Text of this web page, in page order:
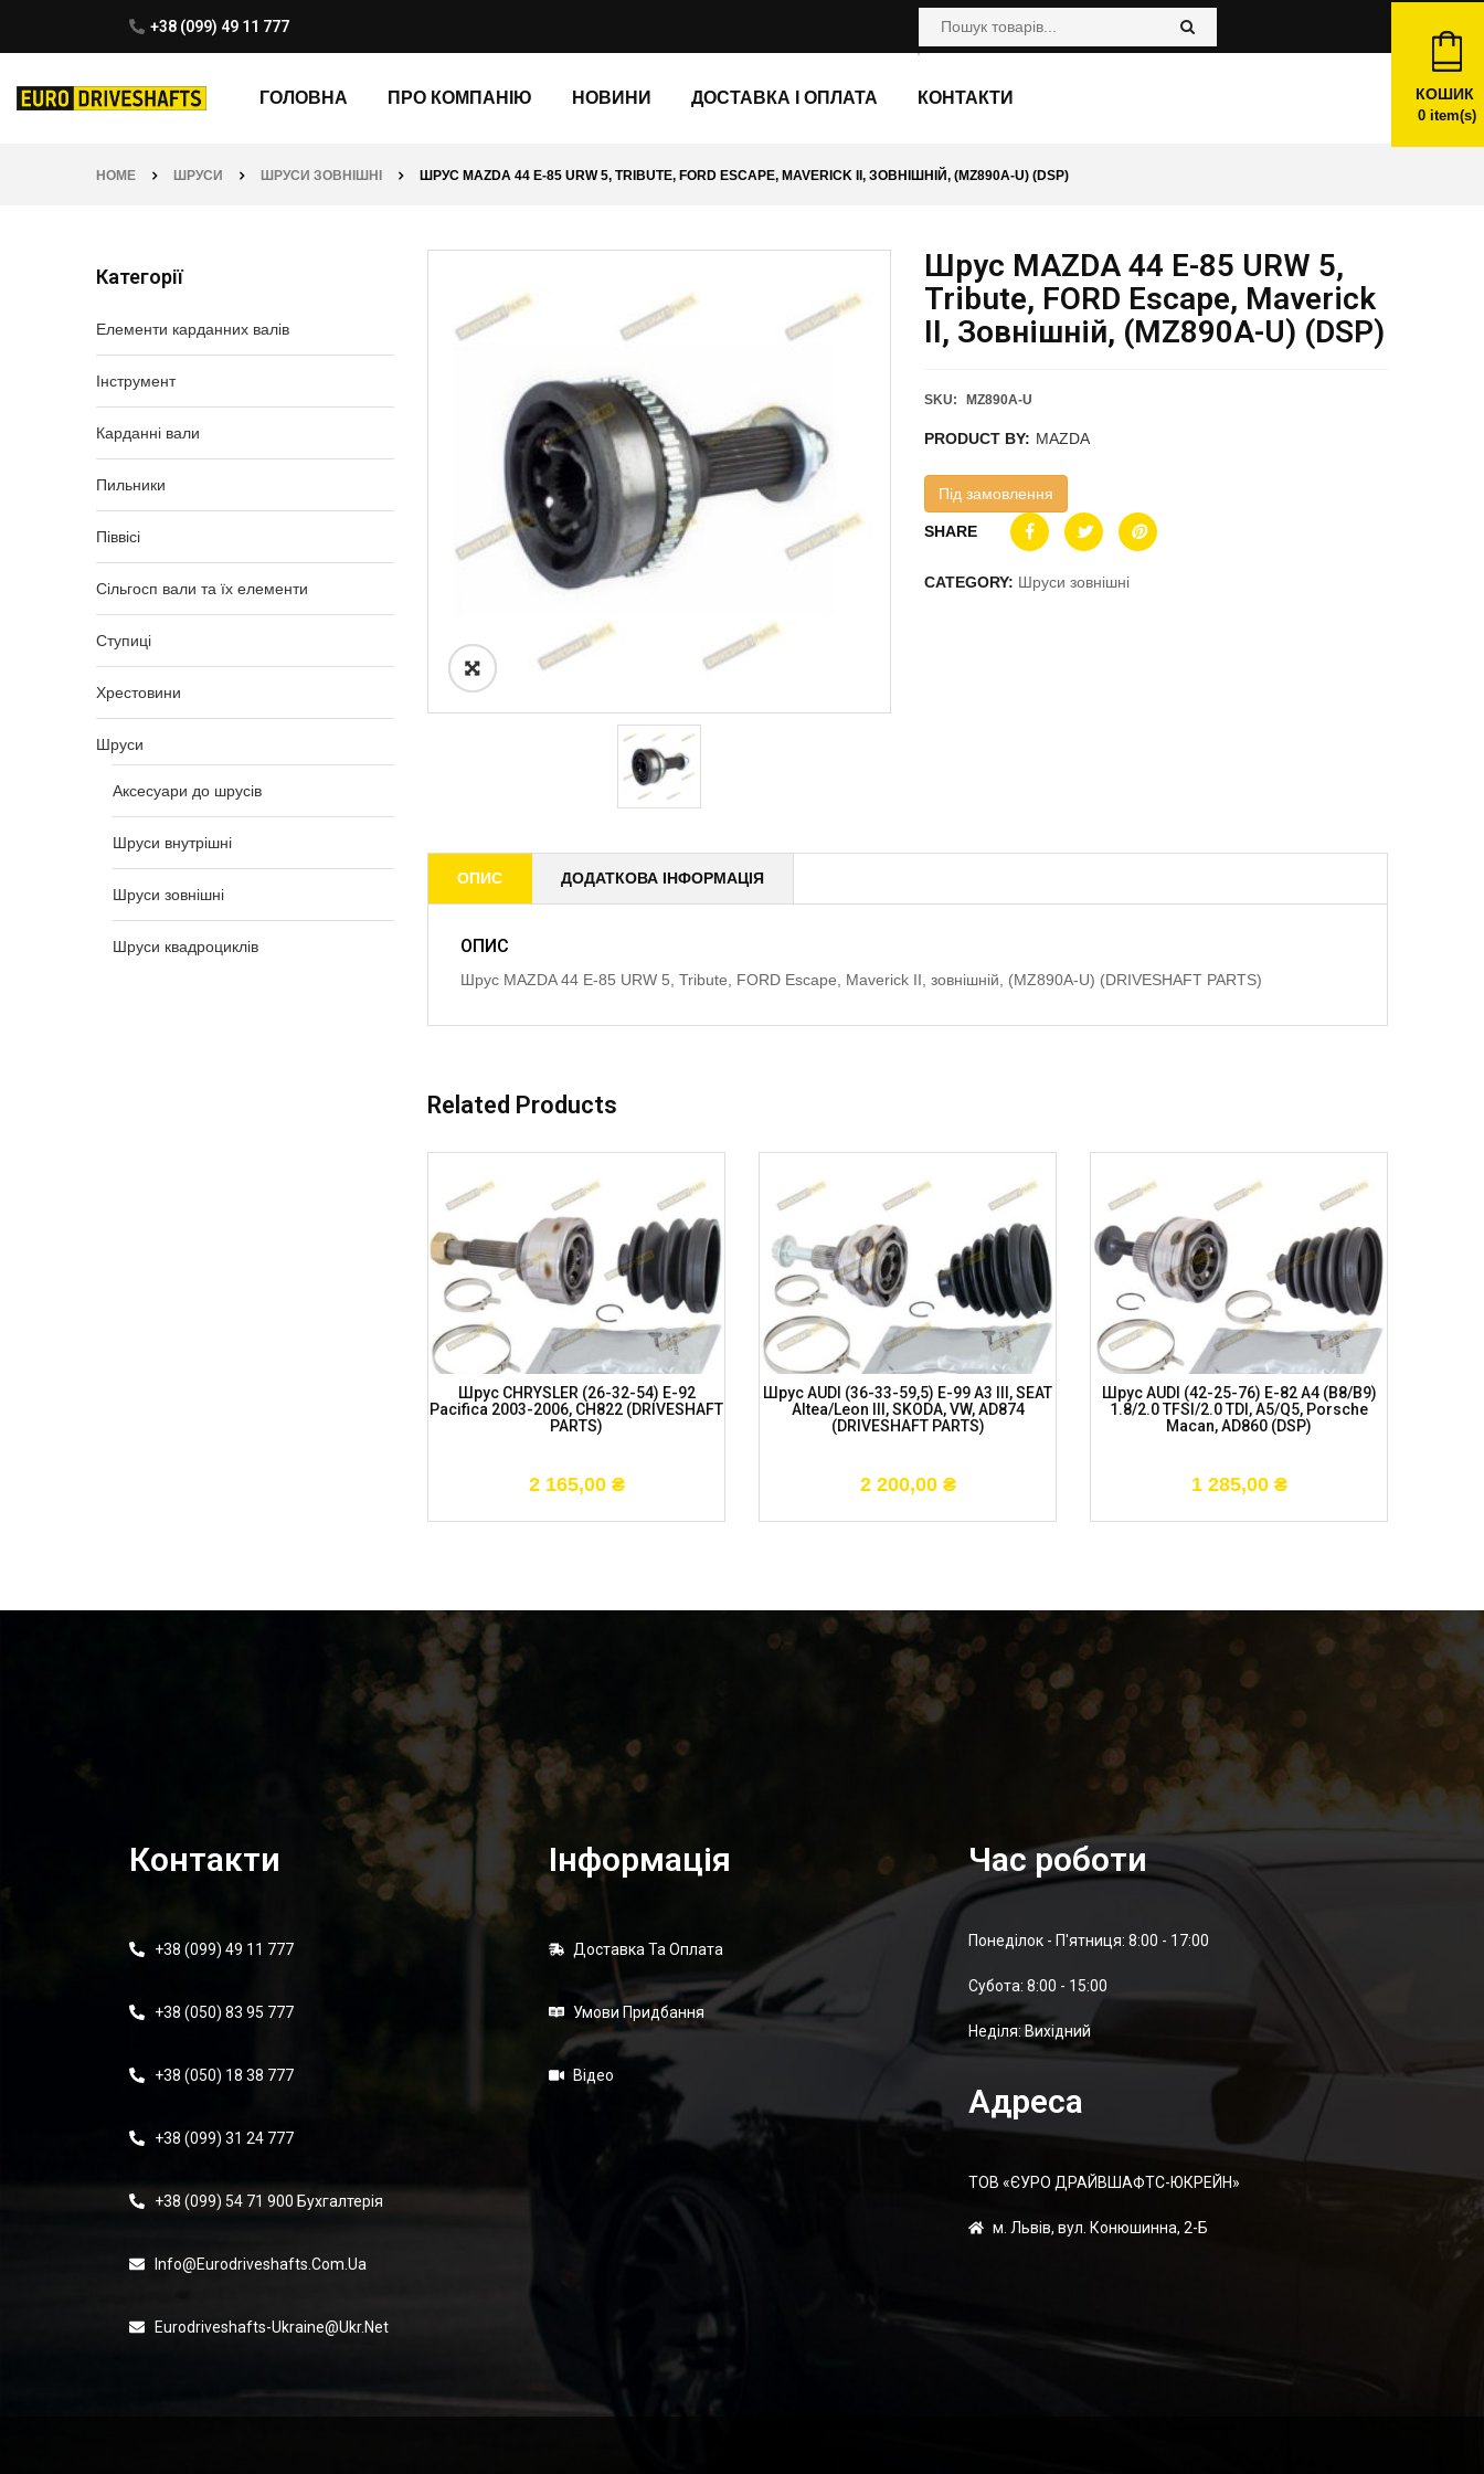
+38 (099) 49 11 777
ГОЛОВНА ПРО КОМПАНІЮ НОВИНИ ДОСТАВКА І ОПЛАТА КОНТАКТИ КОШИК
0item(s)
HOME ШРУСИ ШРУСИ ЗОВНІШНІ ШРУС MAZDA 44 E-85 URW 5, TRIBUTE, FORD ESCAPE, MAVERICK II, ЗОВНІШНІЙ, (MZ890A-U) (DSP)
Категорії
Елементи карданних валів
Інструмент
Карданні вали
Пильники
Піввісі
Сільгосп вали та їх елементи
Ступиці
Хрестовини
Шруси
Аксесуари до шрусів
Шруси внутрішні
Шруси зовнішні
Шруси квадроциклів
Шрус MAZDA 44 E-85 URW 5,
Tribute, FORD Escape, Maverick
II, Зовнішній, (MZ890A-U) (DSP)
SKU: MZ890A-U
PRODUCT BY: MAZDA
Під замовлення
SHARE
CATEGORY: Шруси зовнішні
ОПИС ДОДАТКОВА ІНФОРМАЦІЯ
ОПИС
Шрус MAZDA 44 E-85 URW 5, Tribute, FORD Escape, Maverick II, зовнішній, (MZ890A-U) (DRIVESHAFT PARTS)
Related Products
Шрус CHRYSLER (26-32-54) E-92
Pacifica 2003-2006, CH822 (DRIVESHAFT
PARTS)
2 165,00 ₴
Шрус AUDI (36-33-59,5) E-99 A3 III, SEAT
Altea/Leon III, SKODA, VW, AD874
(DRIVESHAFT PARTS)
2 200,00 ₴
Шрус AUDI (42-25-76) E-82 A4 (B8/B9)
1.8/2.0 TFSI/2.0 TDI, A5/Q5, Porsche
Macan, AD860 (DSP)
1 285,00 ₴
Контакти
+38 (099) 49 11 777
+38 (050) 83 95 777
+38 (050) 18 38 777
+38 (099) 31 24 777
+38 (099) 54 71 900 Бухгалтерія
Info@eurodriveshafts.com.ua
Eurodriveshafts-Ukraine@ukr.net
Інформація
Доставка Та Оплата
Умови Придбання
Відео
Час роботи
Понеділок - П'ятниця: 8:00 - 17:00
Суботa: 8:00 - 15:00
Неділя: Вихідний
Адреса
ТОВ «ЄУРО ДРАЙВШАФТC-ЮКРЕЙН»
м. Львів, вул. Конюшинна, 2-Б